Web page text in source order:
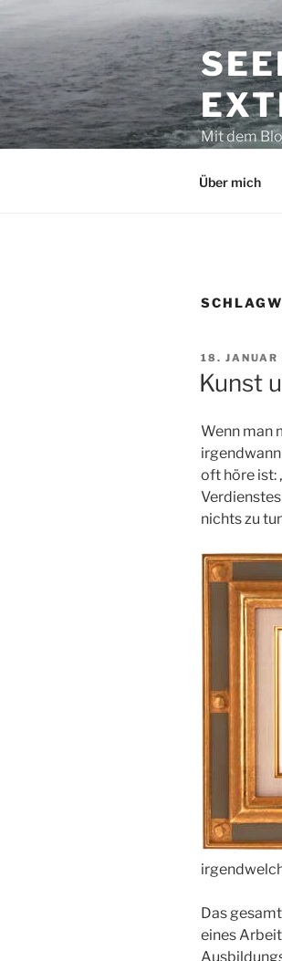
Inhalt
springen
Mit dem
Über mich
AM
18.
Kunst
Wenn man
oft höre ist:
nichts zu
Das
eines